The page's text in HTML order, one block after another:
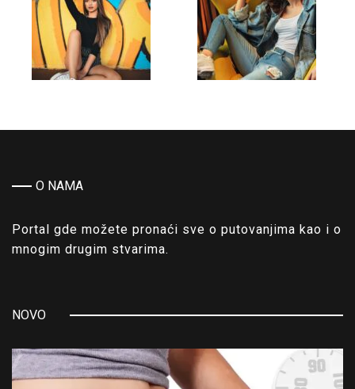
O NAMA
Portal gde možete pronaći sve o putovanjima kao i o
mnogim drugim stvarima.
NOVO